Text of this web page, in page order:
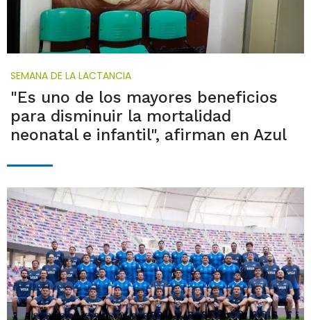
SEMANA DE LA LACTANCIA
"Es uno de los mayores beneficios
para disminuir la mortalidad
neonatal e infantil", afirman en Azul